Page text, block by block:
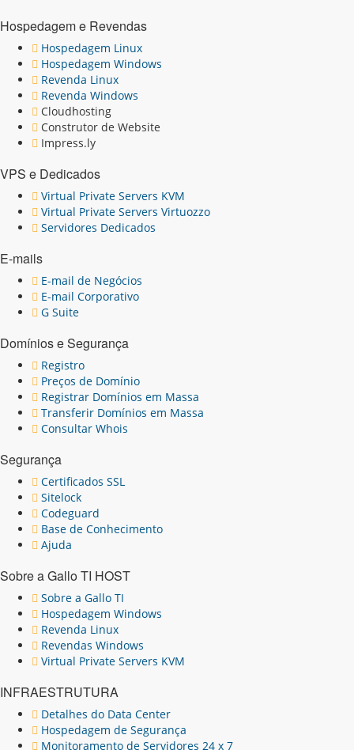
Hospedagem e Revendas
Hospedagem Linux
Hospedagem Windows
Revenda Linux
Revenda Windows
Cloudhosting
Construtor de Website
Impress.ly
VPS e Dedicados
Virtual Private Servers KVM
Virtual Private Servers Virtuozzo
Servidores Dedicados
E-mails
E-mail de Negócios
E-mail Corporativo
G Suite
Domínios e Segurança
Registro
Preços de Domínio
Registrar Domínios em Massa
Transferir Domínios em Massa
Consultar Whois
Segurança
Certificados SSL
Sitelock
Codeguard
Base de Conhecimento
Ajuda
Sobre a Gallo TI HOST
Sobre a Gallo TI
Hospedagem Windows
Revenda Linux
Revendas Windows
Virtual Private Servers KVM
INFRAESTRUTURA
Detalhes do Data Center
Hospedagem de Segurança
Monitoramento de Servidores 24 x 7